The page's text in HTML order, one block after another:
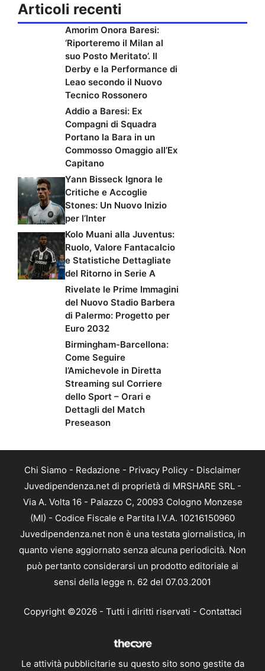
Articoli recenti
Amorim Onora Baresi:
‘Riporteremo il Milan al
suo Posto Meritato’. Il
Derby e la Performance di
Leao secondo il Nuovo
Tecnico Rossonero
Addio a Baresi: Ex
Compagni di Squadra
Portano la Bara in un
Commosso Omaggio all’Ex
Capitano
Yann Bisseck Ignora le
Critiche e Accoglie
Stones: Un Nuovo Inizio
per l’Inter
Kolo Muani alla Juventus:
Ruolo, Valore Fantacalcio
e Statistiche Dettagliate
del Ritorno in Serie A
Rivelate le Prime Immagini
del Nuovo Stadio Barbera
di Palermo: Progetto per
Euro 2032
Birmingham-Barcellona:
Come Seguire
l’Amichevole in Diretta
Streaming sul Corriere
dello Sport – Orari e
Dettagli del Match
Preseason
Chi Siamo - Redazione - Privacy Policy - Disclaimer
Juvedipendenza.net di proprietà di MRSHARE SRL -
Via A. Volta 16 - Palazzo C, 20093 Cologno Monzese
(MI) - Codice Fiscale e Partita I.V.A. 10216150960
Juvedipendenza.net non è una testata giornalistica, in
quanto viene aggiornato senza alcuna periodicità. Non
può pertanto considerarsi un prodotto editoriale ai
sensi della legge n. 62 del 07.03.2001
Copyright ©2026 - Tutti i diritti riservati - Contattaci
Le attività pubblicitarie su questo sito sono gestite da